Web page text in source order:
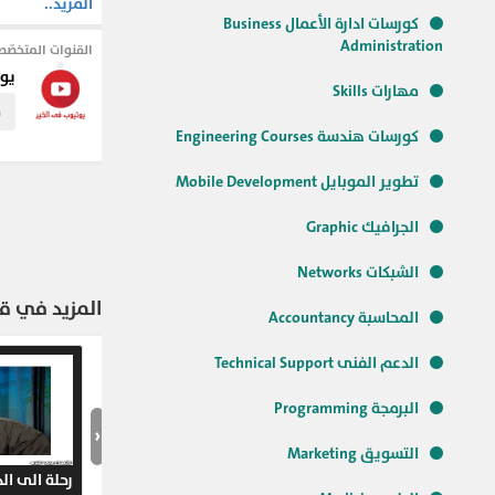
كورسات ادارة الأعمال Business
Administration
مهارات Skills
كورسات هندسة Engineering Courses
تطوير الموبايل Mobile Development
الجرافيك Graphic
الشبكات Networks
المحاسبة Accountancy
الدعم الفنى Technical Support
البرمجة Programming
التسويق Marketing
التزكية
الله عليه وسلم
القنوات
المزيد في
رحلة الى
‹